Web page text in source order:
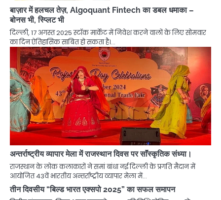
बाज़ार में हलचल तेज़, Algoquant Fintech का डबल धमाका –
बोनस भी, स्प्लिट भी
दिल्ली, 17 अगस्त 2025 स्टॉक मार्केट में निवेश करने वालों के लिए सोमवार
का दिन ऐतिहासिक साबित हो सकता है।…
अन्तर्राष्ट्रीय व्यापार मेला में राजस्थान दिवस पर साॅंस्कृतिक संध्या।
राजस्थान के लोक कलाकारों ने समां बांधा नई दिल्ली के प्रगति मैदान में
आयोजित 43वें भारतीय अन्तर्राष्ट्रीय व्यापार मेला में…
तीन दिवसीय “बिल्ड भारत एक्सपो 2025” का सफल समापन